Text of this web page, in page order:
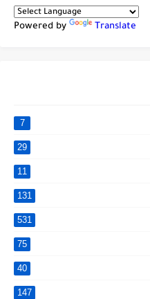
Powered by Translate
7
29
11
131
531
75
40
147